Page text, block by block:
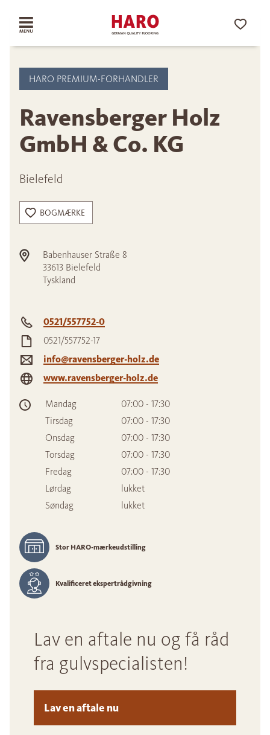
HARO PREMIUM-FORHANDLER
Ravensberger Holz
GmbH & Co. KG
Bielefeld
BOGMÆRKE
Babenhauser Straße 8
33613 Bielefeld
Tyskland
0521/557752-0
0521/557752-17
info@ravensberger-holz.de
www.ravensberger-holz.de
Mandag
07:00 - 17:30
Tirsdag
07:00 - 17:30
Onsdag
07:00 - 17:30
Torsdag
07:00 - 17:30
Fredag
07:00 - 17:30
Lørdag
lukket
Søndag
lukket
Stor HARO-mærkeudstilling
Kvalificeret ekspertrådgivning
Lav en aftale nu og få råd
fra gulvspecialisten!
Lav en aftale nu